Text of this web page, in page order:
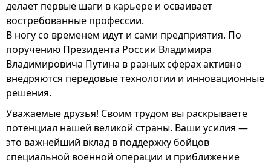
делает первые шаги в карьере и осваивает
востребованные профессии.
В ногу со временем идут и сами предприятия. По
поручению Президента России Владимира
Владимировича Путина в разных сферах активно
внедряются передовые технологии и инновационные
решения.
Уважаемые друзья! Своим трудом вы раскрываете
потенциал нашей великой страны. Ваши усилия —
это важнейший вклад в поддержку бойцов
специальной военной операции и приближение